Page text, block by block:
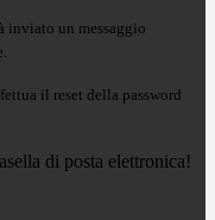
inviato un messaggio
il reset della password
di posta elettronica!